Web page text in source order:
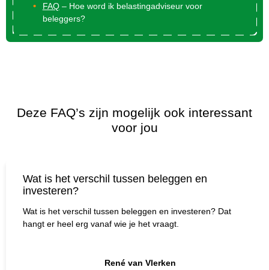
FAQ– Hoe word ik belastingadviseur voor
beleggers?
Deze FAQ’s zijn mogelijk ook interessant
voor jou
Wat is het verschil tussen beleggen en
investeren?
Wat is het verschil tussen beleggen en investeren? Dat
hangt er heel erg vanaf wie je het vraagt.
René van Vlerken